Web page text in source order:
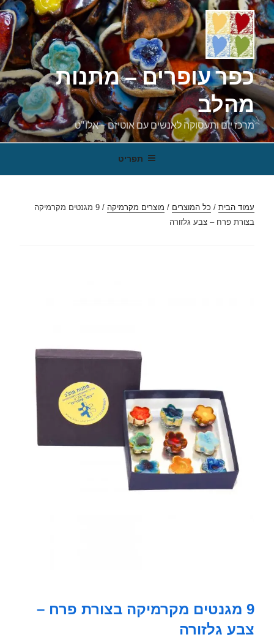
דילוג
לתוכן
כפר עופרים – מתנות
מהלב
מרכז יום ותעסוקה לאנשים עם אוטיזם – אלו"ט
תפריט
עמוד הבית / כל המוצרים / מוצרים מקרמיקה
/ 9 מגנטים מקרמיקה
בצורת פרח – צבע גלזורה
9 מגנטים מקרמיקה בצורת פרח –
צבע גלזורה